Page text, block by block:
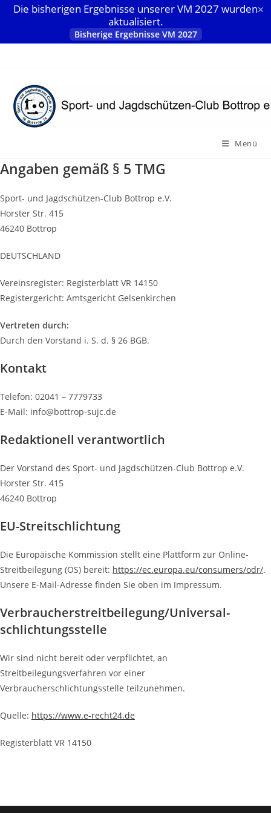
Die bisherigen Ergebnisse unserer VM 2027 wurden
aktualisiert.
Bisherige Ergebnisse VM 2027
✕
Menü
Angaben gemäß § 5 TMG
Sport- und Jagdschützen-Club Bottrop e.V.
Horster Str. 415
46240 Bottrop
DEUTSCHLAND
Vereinsregister: Registerblatt VR 14150
Registergericht: Amtsgericht Gelsenkirchen
Vertreten durch:
Durch den Vorstand i. S. d. § 26 BGB.
Kontakt
Telefon: 02041 – 7779733
E-Mail: info@bottrop-sujc.de
Redaktionell verantwortlich
Der Vorstand des Sport- und Jagdschützen-Club Bottrop e.V.
Horster Str. 415
46240 Bottrop
EU-Streitschlichtung
Die Europäische Kommission stellt eine Plattform zur Online-
Streitbeilegung (OS) bereit: https://ec.europa.eu/consumers/odr/.
Unsere E-Mail-Adresse finden Sie oben im Impressum.
Verbraucher­streit­beilegung/Universal­
schlichtungs­stelle
Wir sind nicht bereit oder verpflichtet, an
Streitbeilegungsverfahren vor einer
Verbraucherschlichtungsstelle teilzunehmen.
Quelle: https://www.e-recht24.de
Registerblatt VR 14150